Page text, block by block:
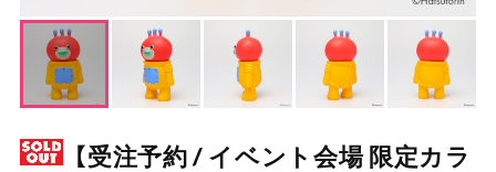
【受注予約 / イベント会場 限定カラ